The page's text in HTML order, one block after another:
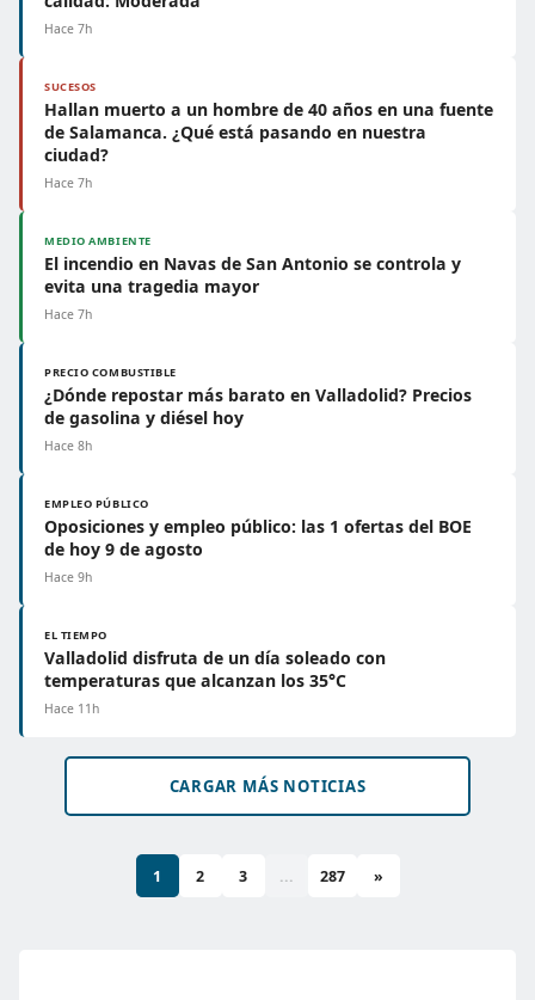
Hace 7h
SUCESOS
Hallan muerto a un hombre de 40 años en una fuente
de Salamanca. ¿Qué está pasando en nuestra
ciudad?
Hace 7h
MEDIO AMBIENTE
El incendio en Navas de San Antonio se controla y
evita una tragedia mayor
Hace 7h
PRECIO COMBUSTIBLE
¿Dónde repostar más barato en Valladolid? Precios
de gasolina y diésel hoy
Hace 8h
EMPLEO PÚBLICO
Oposiciones y empleo público: las 1 ofertas del BOE
de hoy 9 de agosto
Hace 9h
EL TIEMPO
Valladolid disfruta de un día soleado con
temperaturas que alcanzan los 35°C
Hace 11h
CARGAR MÁS NOTICIAS
1 2 3 ... 287 »